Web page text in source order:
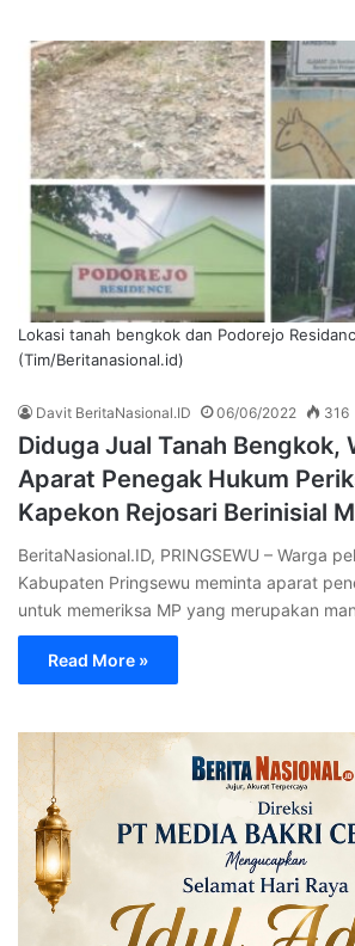
Lokasi tanah bengkok dan Podorejo
(Tim/Beritanasional.id)
Davit BeritaNasional.ID 06/06/2022 316
Diduga Jual Tanah Bengkok,
Aparat Penegak Hukum
Kapekon Rejosari Berinisial
BeritaNasional.ID, PRINGSEWU – Warga
Kabupaten Pringsewu meminta aparat
untuk memeriksa MP yang merupakan
Read More »